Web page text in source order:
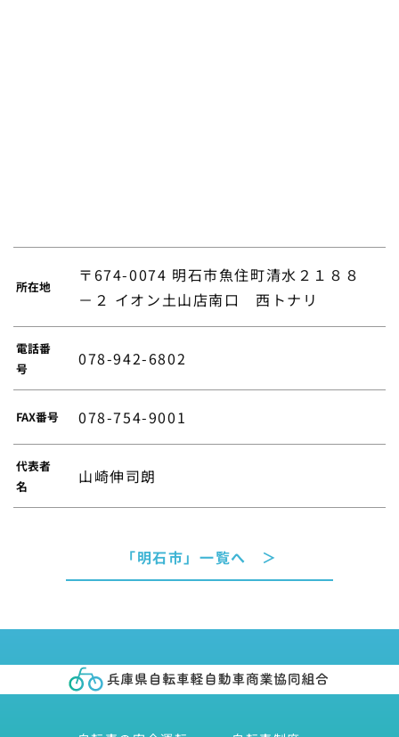
所在地
〒674-0074 明石市魚住町清水２１８８
－２ イオン土山店南口 西トナリ
電話番
号
078-942-6802
FAX番号 078-754-9001
代表者
名
山崎伸司朗
「明石市」一覧へ ＞